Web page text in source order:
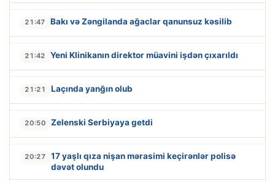
21:47 Bakı və Zəngilanda ağaclar qanunsuz kəsilib
21:42 Yeni Klinikanın direktor müavini işdən çıxarıldı
21:21 Laçında yanğın olub
20:50 Zelenski Serbiyaya getdi
20:27
17 yaşlı qıza nişan mərasimi keçirənlər polisə
dəvət olundu